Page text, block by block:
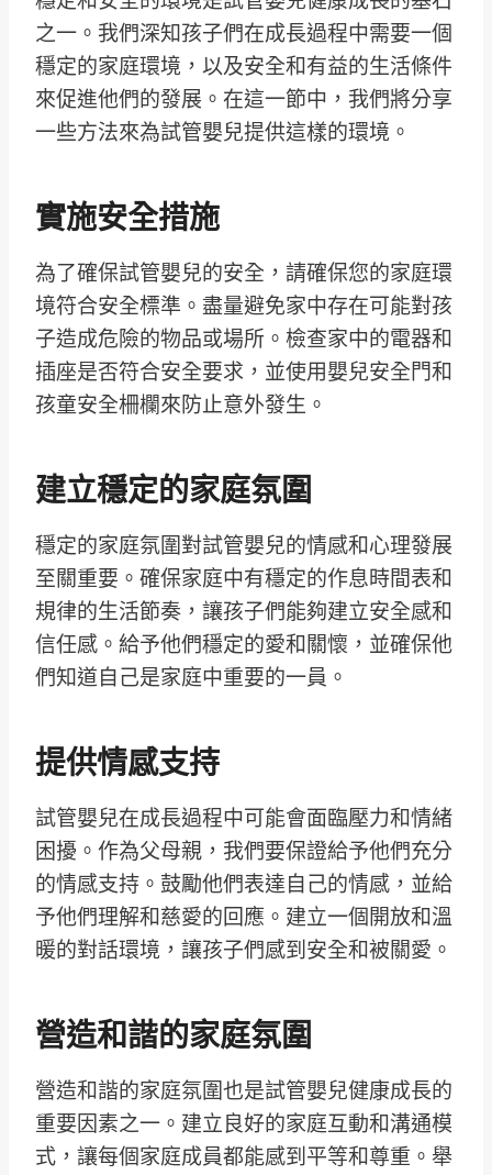
之一。我們深知孩子們在成長過程中需要一個
穩定的家庭環境，以及安全和有益的生活條件
來促進他們的發展。在這一節中，我們將分享
一些方法來為試管嬰兒提供這樣的環境。
實施安全措施
為了確保試管嬰兒的安全，請確保您的家庭環
境符合安全標準。盡量避免家中存在可能對孩
子造成危險的物品或場所。檢查家中的電器和
插座是否符合安全要求，並使用嬰兒安全門和
孩童安全柵欄來防止意外發生。
建立穩定的家庭氛圍
穩定的家庭氛圍對試管嬰兒的情感和心理發展
至關重要。確保家庭中有穩定的作息時間表和
規律的生活節奏，讓孩子們能夠建立安全感和
信任感。給予他們穩定的愛和關懷，並確保他
們知道自己是家庭中重要的一員。
提供情感支持
試管嬰兒在成長過程中可能會面臨壓力和情緒
困擾。作為父母親，我們要保證給予他們充分
的情感支持。鼓勵他們表達自己的情感，並給
予他們理解和慈愛的回應。建立一個開放和溫
暖的對話環境，讓孩子們感到安全和被關愛。
營造和諧的家庭氛圍
營造和諧的家庭氛圍也是試管嬰兒健康成長的
重要因素之一。建立良好的家庭互動和溝通模
式，讓每個家庭成員都能感到平等和尊重。舉